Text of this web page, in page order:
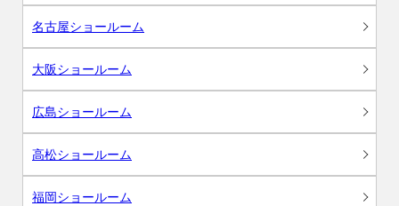
名古屋ショールーム
大阪ショールーム
広島ショールーム
高松ショールーム
福岡ショールーム